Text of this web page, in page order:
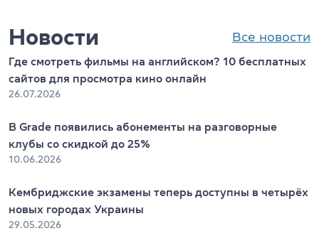
Новости Все новости
Где смотреть фильмы на английском? 10 бесплатных
сайтов для просмотра кино онлайн
26.07.2026
В Grade появились абонементы на разговорные
клубы со скидкой до 25%
10.06.2026
Кембриджские экзамены теперь доступны в четырёх
новых городах Украины
29.05.2026